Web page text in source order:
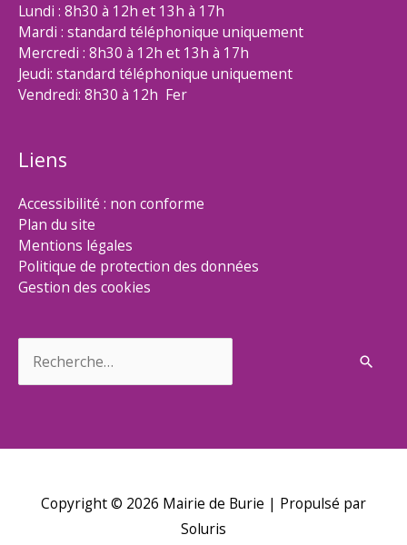
Lundi : 8h30 à 12h et 13h à 17h
Mardi : standard téléphonique uniquement
Mercredi : 8h30 à 12h et 13h à 17h
Jeudi: standard téléphonique uniquement
Vendredi: 8h30 à 12h Fer
Liens
Accessibilité : non conforme
Plan du site
Mentions légales
Politique de protection des données
Gestion des cookies
Copyright © 2026 Mairie de Burie | Propulsé par
Soluris